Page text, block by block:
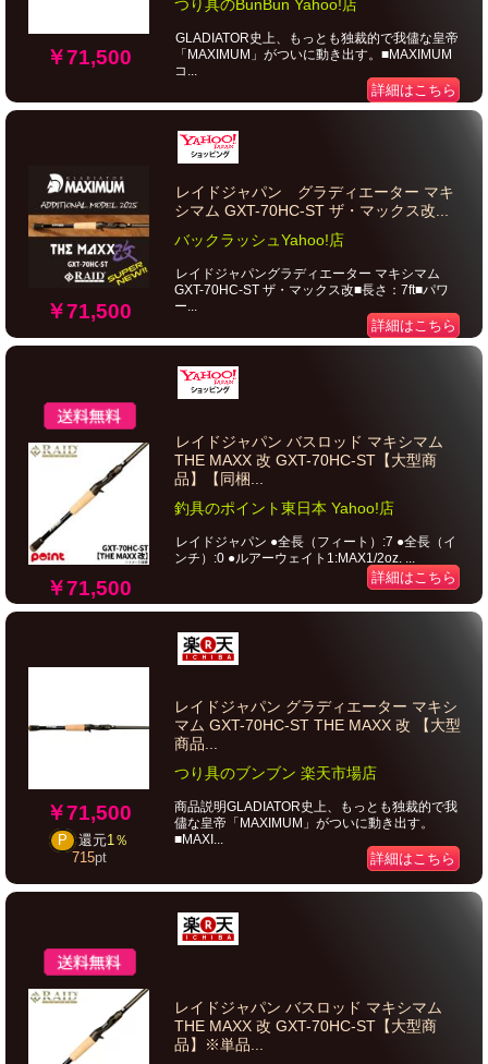
￥71,500
つり具のBunBun Yahoo!店
GLADIATOR史上、もっとも独裁的で我儘な皇帝
「MAXIMUM」がついに動き出す。■MAXIMUM
コ...
詳細はこちら
￥71,500
レイドジャパン グラディエーター マキ
シマム GXT-70HC-ST ザ・マックス改...
バックラッシュYahoo!店
レイドジャパングラディエーター マキシマム
GXT-70HC-ST ザ・マックス改■長さ：7ft■パワ
ー...
詳細はこちら
￥71,500
レイドジャパン バスロッド マキシマム
THE MAXX 改 GXT-70HC-ST【大型商
品】【同梱...
釣具のポイント東日本 Yahoo!店
レイドジャパン ●全長（フィート）:7 ●全長（イ
ンチ）:0 ●ルアーウェイト1:MAX1/2oz. ...
詳細はこちら
￥71,500
P 還元1％
715pt
レイドジャパン グラディエーター マキシ
マム GXT-70HC-ST THE MAXX 改 【大型
商品...
つり具のブンブン 楽天市場店
商品説明GLADIATOR史上、もっとも独裁的で我
儘な皇帝「MAXIMUM」がついに動き出す。
■MAXI...
詳細はこちら
レイドジャパン バスロッド マキシマム
THE MAXX 改 GXT-70HC-ST【大型商
品】※単品...